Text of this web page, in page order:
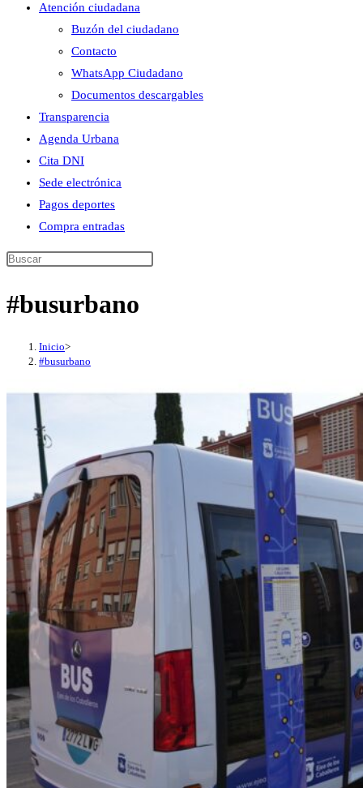
Atención ciudadana
Buzón del ciudadano
Contacto
WhatsApp Ciudadano
Documentos descargables
Transparencia
Agenda Urbana
Cita DNI
Sede electrónica
Pagos deportes
Compra entradas
Buscar
esta
#busurbano
Inicio>
#busurbano